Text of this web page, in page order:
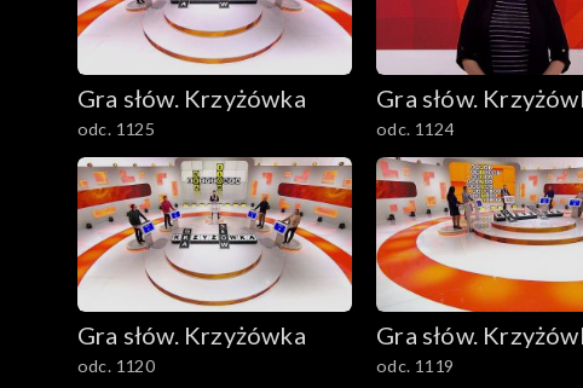
Gra słów. Krzyżówka
odc. 1125
Gra słów.
odc. 1124
Gra słów. Krzyżówka
odc. 1120
Gra słów.
odc. 1119